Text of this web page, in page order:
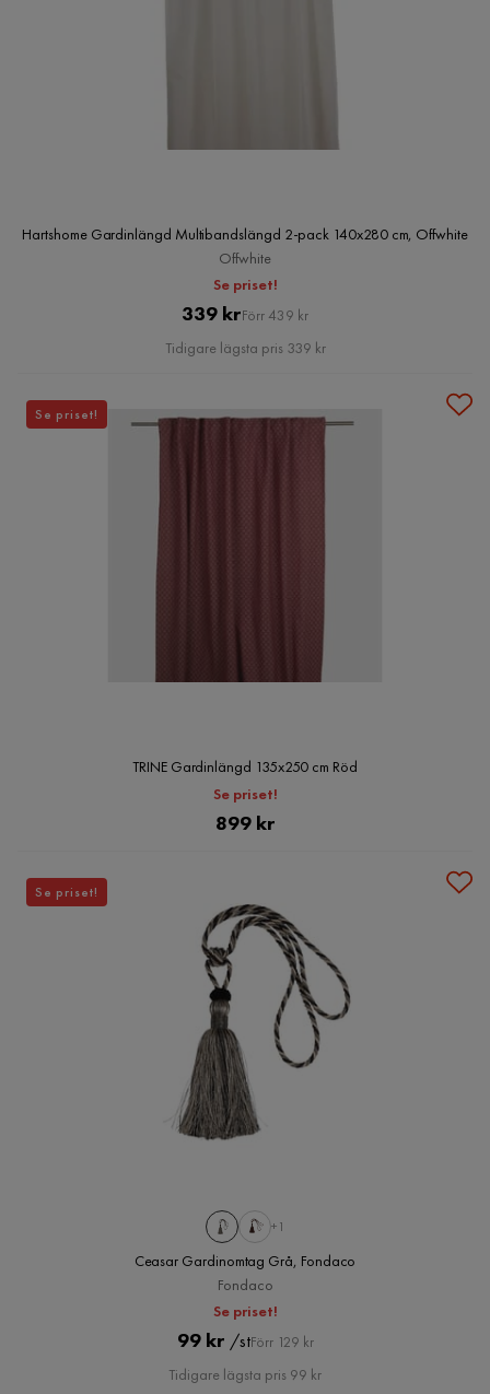
Hartshome Gardinlängd Multibandslängd 2-pack 140x280 cm, Offwhite
Offwhite
Se priset!
Pris
339 krOriginal
Pris
Förr 439 kr
Tidigare lägsta pris 339 kr
TRINE Gardinlängd 135x250 cm Röd
Se priset!
Pris
899 kr
Se priset!
+1
Ceasar Gardinomtag Grå, Fondaco
Fondaco
Se priset!
Pris
99 kr /stOriginal
Pris
Förr 129 kr
Tidigare lägsta pris 99 kr
Se priset!